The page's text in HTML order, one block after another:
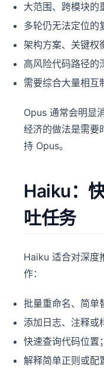
大范围、跨模块的
多轮仍无法定位的
架构方案、关键权
高风险代码路径的
需要综合大量相互
Opus 通常会明显
经济的做法是需要
持 Opus。
Haiku：
吐任务
Haiku 适合对深度
作：
批量重命名、简单
添加日志、注释或
快速查询代码位置；
解释简单正则或配